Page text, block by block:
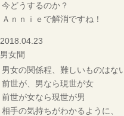
今どうするのか？
Ａｎｎｉｅで解消ですね！
2018.04.23
男女間
男女の関係程、難しいものはな
前世が、男なら現世が女
前世が女なら現世が男
相手の気持ちがわかるように、